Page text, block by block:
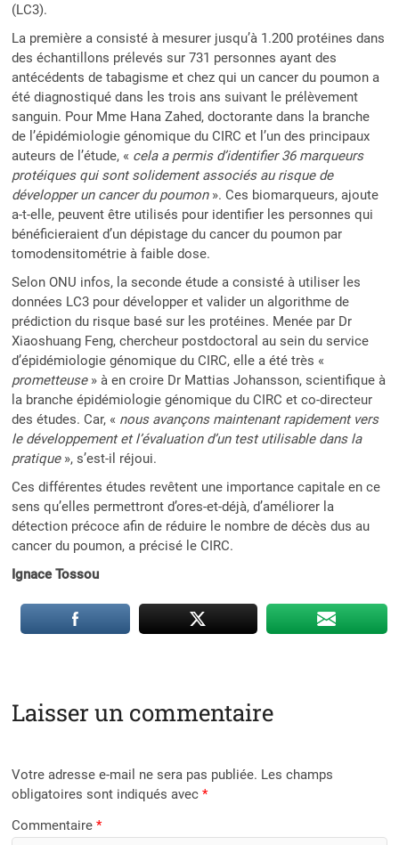
(LC3).
La première a consisté à mesurer jusqu’à 1.200 protéines dans
des échantillons prélevés sur 731 personnes ayant des
antécédents de tabagisme et chez qui un cancer du poumon a
été diagnostiqué dans les trois ans suivant le prélèvement
sanguin. Pour Mme Hana Zahed, doctorante dans la branche
de l’épidémiologie génomique du CIRC et l’un des principaux
auteurs de l’étude, « cela a permis d’identifier 36 marqueurs
protéiques qui sont solidement associés au risque de
développer un cancer du poumon». Ces biomarqueurs, ajoute
a-t-elle, peuvent être utilisés pour identifier les personnes qui
bénéficieraient d’un dépistage du cancer du poumon par
tomodensitométrie à faible dose.
Selon ONU infos, la seconde étude a consisté à utiliser les
données LC3 pour développer et valider un algorithme de
prédiction du risque basé sur les protéines. Menée par Dr
Xiaoshuang Feng, chercheur postdoctoral au sein du service
d’épidémiologie génomique du CIRC, elle a été très «
prometteuse» à en croire Dr Mattias Johansson, scientifique à
la branche épidémiologie génomique du CIRC et co-directeur
des études. Car, « nous avançons maintenant rapidement vers
le développement et l’évaluation d’un test utilisable dans la
pratique», s’est-il réjoui.
Ces différentes études revêtent une importance capitale en ce
sens qu’elles permettront d’ores-et-déjà, d’améliorer la
détection précoce afin de réduire le nombre de décès dus au
cancer du poumon, a précisé le CIRC.
Ignace Tossou
Laisser un commentaire
Votre adresse e-mail ne sera pas publiée. Les champs
obligatoires sont indiqués avec*
Commentaire*